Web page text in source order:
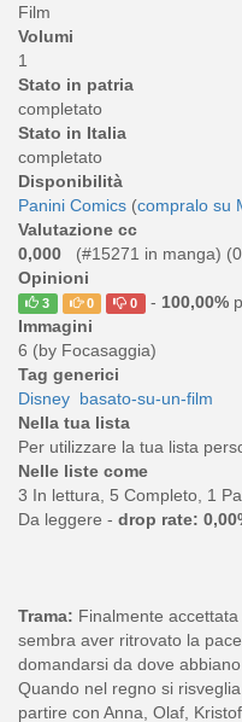
Film
Volumi
1
Stato in patria
completato
Stato in Italia
completato
Disponibilità
Panini Comics (compralo su
Valutazione cc
0,000
(#15271 in manga) (0
Opinioni
3 0 0 - 100,00%
Immagini
6 (by Focasaggia)
Tag generici
Disney basato-su-un-film
Nella tua lista
Per utilizzare la tua lista
Nelle liste come
3 In lettura, 5 Completo, 1
Da leggere - drop rate:
Trama: Finalmente
sembra aver ritrovato la
domandarsi da dove
Quando nel regno si
partire con Anna, Olaf,